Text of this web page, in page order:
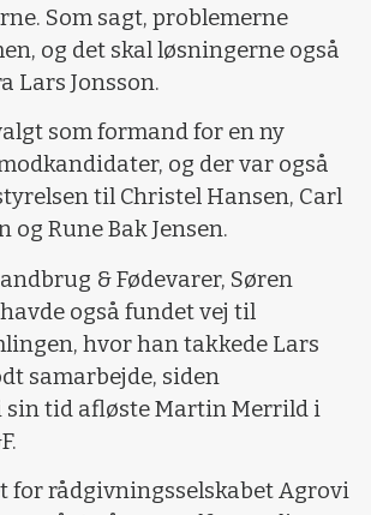
Som sagt, problemerne
og det skal løsningerne også
Lars Jonsson.
som formand for en ny
og der var også
til Christel Hansen, Carl
og Rune Bak Jensen.
& Fødevarer, Søren
også fundet vej til
hvor han takkede Lars
samarbejde, siden
sin tid afløste Martin Merrild i
for rådgivningsselskabet Agrovi